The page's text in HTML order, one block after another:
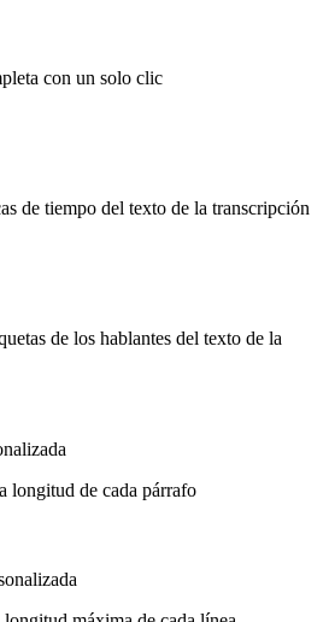
con un solo clic
de tiempo del texto de la transcripción
de los hablantes del texto de la
longitud de cada párrafo